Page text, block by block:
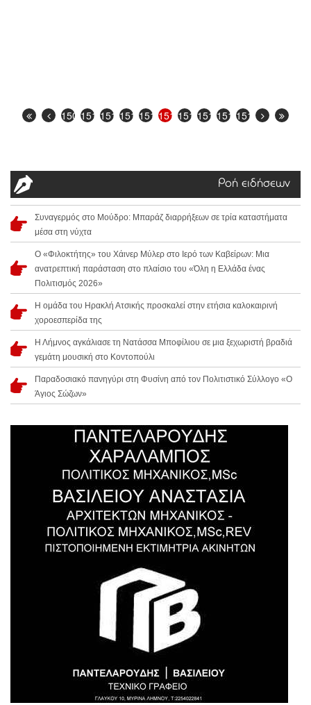
1509151015111512151315141515151615171518
Ροή ειδήσεων
Συναγερμός στο Μούδρο: Μπαράζ διαρρήξεων σε τρία καταστήματα
μέσα στη νύχτα
Ο «Φιλοκτήτης» του Χάινερ Μύλερ στο Ιερό των Καβείρων: Μια
ανατρεπτική παράσταση στο πλαίσιο του «Όλη η Ελλάδα ένας
Πολιτισμός 2026»
Η ομάδα του Ηρακλή Ατσικής προσκαλεί στην ετήσια καλοκαιρινή
χοροεσπερίδα της
Η Λήμνος αγκάλιασε τη Νατάσσα Μποφίλιου σε μια ξεχωριστή βραδιά
γεμάτη μουσική στο Κοντοπούλι
Παραδοσιακό πανηγύρι στη Φυσίνη από τον Πολιτιστικό Σύλλογο «Ο
Άγιος Σώζων»